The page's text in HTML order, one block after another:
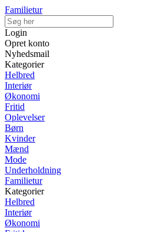
Familietur
Login
Opret konto
Nyhedsmail
Kategorier
Helbred
Interiør
Økonomi
Fritid
Oplevelser
Børn
Kvinder
Mænd
Mode
Underholdning
Familietur
Kategorier
Helbred
Interiør
Økonomi